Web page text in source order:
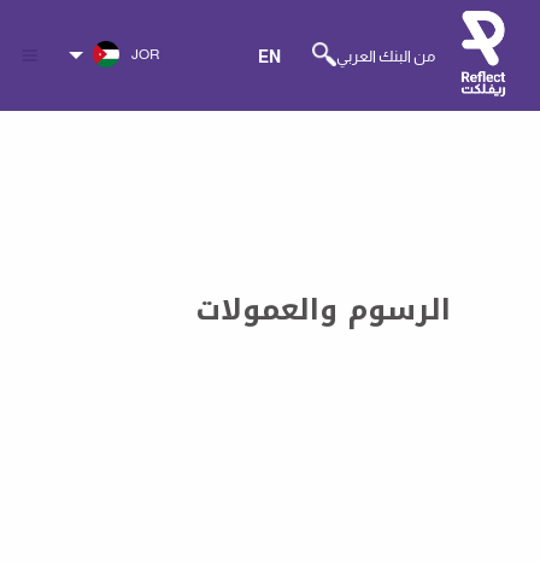
من البنك العربي EN
JOR
الرسوم والعمولات